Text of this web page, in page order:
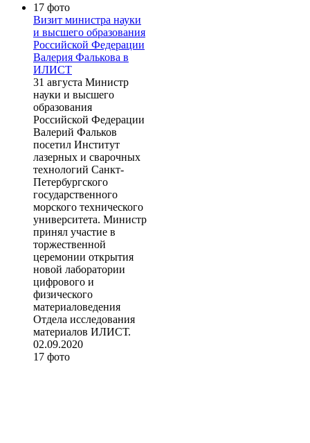
17 фото
Визит министра науки
и высшего образования
Российской Федерации
Валерия Фалькова в
ИЛИСТ
31 августа Министр
науки и высшего
образования
Российской Федерации
Валерий Фальков
посетил Институт
лазерных и сварочных
технологий Санкт-
Петербургского
государственного
морского технического
университета. Министр
принял участие в
торжественной
церемонии открытия
новой лаборатории
цифрового и
физического
материаловедения
Отдела исследования
материалов ИЛИСТ.
02.09.2020
17 фото